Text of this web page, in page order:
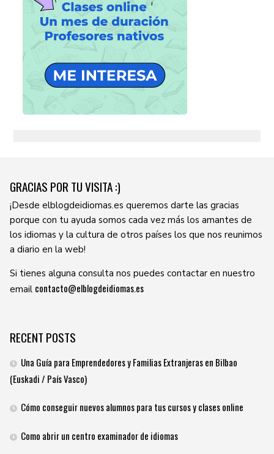
GRACIAS POR TU VISITA :)
¡Desde elblogdeidiomas.es queremos darte las gracias
porque con tu ayuda somos cada vez más los amantes de
los idiomas y la cultura de otros países los que nos reunimos
a diario en la web!
Si tienes alguna consulta nos puedes contactar en nuestro
email contacto@elblogdeidiomas.es
RECENT POSTS
Una Guía para Emprendedores y Familias Extranjeras en Bilbao
(Euskadi / País Vasco)
Cómo conseguir nuevos alumnos para tus cursos y clases online
Como abrir un centro examinador de idiomas